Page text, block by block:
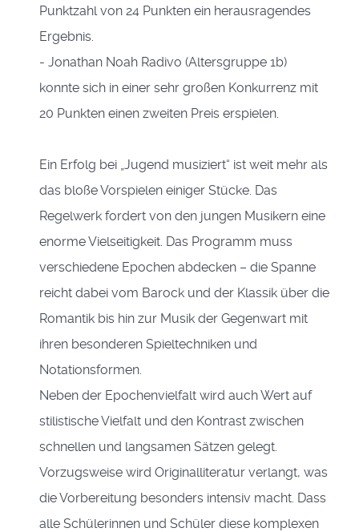
Punktzahl von 24 Punkten ein herausragendes
Ergebnis.
- Jonathan Noah Radivo (Altersgruppe 1b)
konnte sich in einer sehr großen Konkurrenz mit
20 Punkten einen zweiten Preis erspielen.
Ein Erfolg bei „Jugend musiziert“ ist weit mehr als
das bloße Vorspielen einiger Stücke. Das
Regelwerk fordert von den jungen Musikern eine
enorme Vielseitigkeit. Das Programm muss
verschiedene Epochen abdecken – die Spanne
reicht dabei vom Barock und der Klassik über die
Romantik bis hin zur Musik der Gegenwart mit
ihren besonderen Spieltechniken und
Notationsformen.
Neben der Epochenvielfalt wird auch Wert auf
stilistische Vielfalt und den Kontrast zwischen
schnellen und langsamen Sätzen gelegt.
Vorzugsweise wird Originalliteratur verlangt, was
die Vorbereitung besonders intensiv macht. Dass
alle Schülerinnen und Schüler diese komplexen